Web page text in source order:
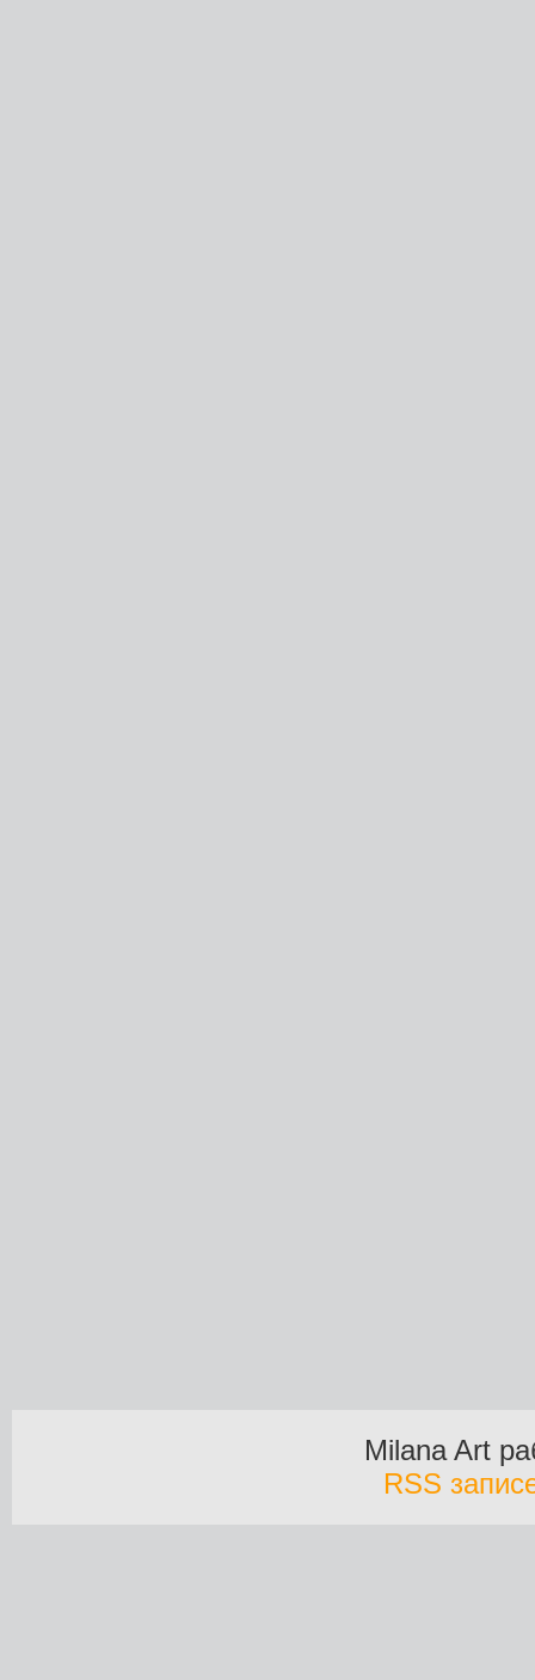
Milana Art
RSS